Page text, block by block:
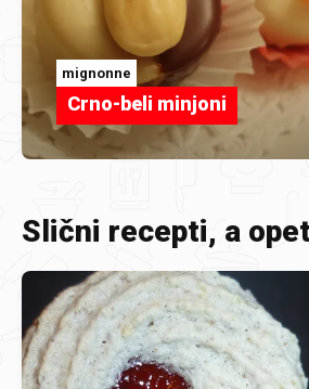
mignonne
Crno-beli minjoni
Slični recepti, a